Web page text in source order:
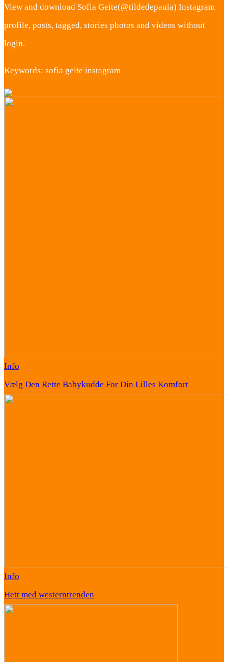
View and download Sofia Geite(@tildedepaula) Instagram
profile, posts, tagged, stories photos and videos without
login.
Keywords: sofia geite instagram
Info
Vælg Den Rette Babykudde For Din Lilles Komfort
Info
Hett med westerntrenden